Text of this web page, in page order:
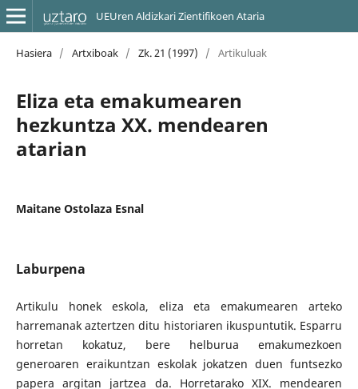
UEUren Aldizkari Zientifikoen Ataria
Hasiera / Artxiboak / Zk. 21 (1997) / Artikuluak
Eliza eta emakumearen
hezkuntza XX. mendearen
atarian
Maitane Ostolaza Esnal
Laburpena
Artikulu honek eskola, eliza eta emakumearen arteko
harremanak aztertzen ditu historiaren ikuspuntutik. Esparru
horretan kokatuz, bere helburua emakumezkoen
generoaren eraikuntzan eskolak jokatzen duen funtsezko
papera argitan jartzea da. Horretarako XIX. mendearen